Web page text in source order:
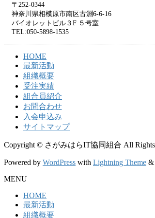
〒252-0344
神奈川県相模原市南区古淵6-6-16
バイオレットビル３F ５号室
TEL:050-5898-1535
HOME
最新活動
組織概要
受注実績
組合員紹介
お問合わせ
入会申込み
サイトマップ
Copyright © さがみはらIT協同組合 All Rights
Powered by WordPress with Lightning Theme &
MENU
HOME
最新活動
組織概要